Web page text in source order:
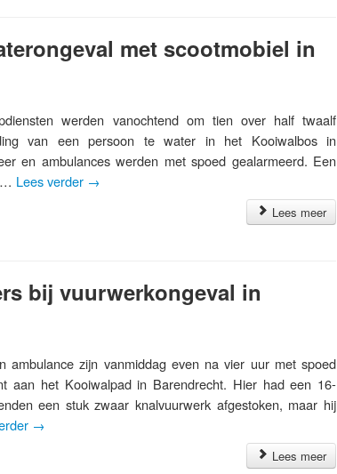
met scootmobiel in
werden vanochtend om tien over half twaalf
van een persoon te water in het Kooiwalbos in
en ambulances werden met spoed gealarmeerd. Een
… Lees verder →
Lees meer
bij vuurwerkongeval in
ambulance zijn vanmiddag even na vier uur met spoed
aan het Kooiwalpad in Barendrecht. Hier had een 16-
een stuk zwaar knalvuurwerk afgestoken, maar hij
→
Lees meer